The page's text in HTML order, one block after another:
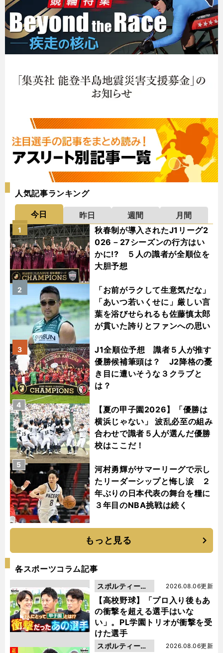
人気記事ランキング
今日 昨日 週間
月間
秋春制が導入されたJ1リーグ2
026－27シーズンの行方はい
かに!? ５人の識者が全順位を
大胆予想
1
「お前がラクして生意気だな」
「あいつ若いくせに」厳しい言
葉を浴びせられるも佐藤慎太郎
が貫いた誇りとファンへの思い
2
J1全順位予想 識者５人が推す
優勝候補筆頭は？ J2降格の憂
き目に遭いそうな３クラブと
は？
3
【夏の甲子園2026】「優勝は
横浜じゃない」 波乱必至の組み
合わせで識者５人が選んだ優勝
校はここだ！
4
河村勇輝がサマーリーグで示し
たリーダーシップと悔し涙 ２
年ぶりの日本代表の舞台を糧に
３年目のNBA挑戦は続く
5
もっと見る
各スポーツコラム記事
【高校野球】「プロ入り後もあ
の衝撃を超える選手はいな
い」。PL学園トリオが衝撃を受
けた選手
2026.08.06更新
スポルティーバ
動画
2026.08.06更新
スポルティーバ